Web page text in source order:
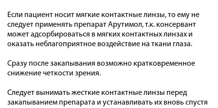
Если пациент носит мягкие контактные линзы, то ему не
следует применять препарат Арутимол, т.к. консервант
может адсорбироваться в мягких контактных линзах и
оказать неблагоприятное воздействие на ткани глаза.
Сразу после закапывания возможно кратковременное
снижение четкости зрения.
Следует вынимать жесткие контактные линзы перед
закапыванием препарата и устанавливать их вновь спустя